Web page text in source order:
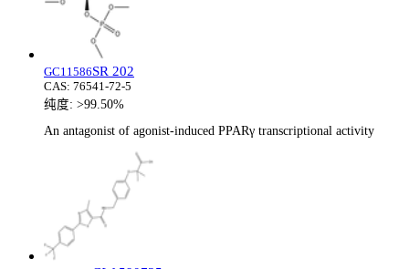
GC11586SR 202
CAS: 76541-72-5
纯度: >99.50%
An antagonist of agonist-induced PPARγ transcriptional activity